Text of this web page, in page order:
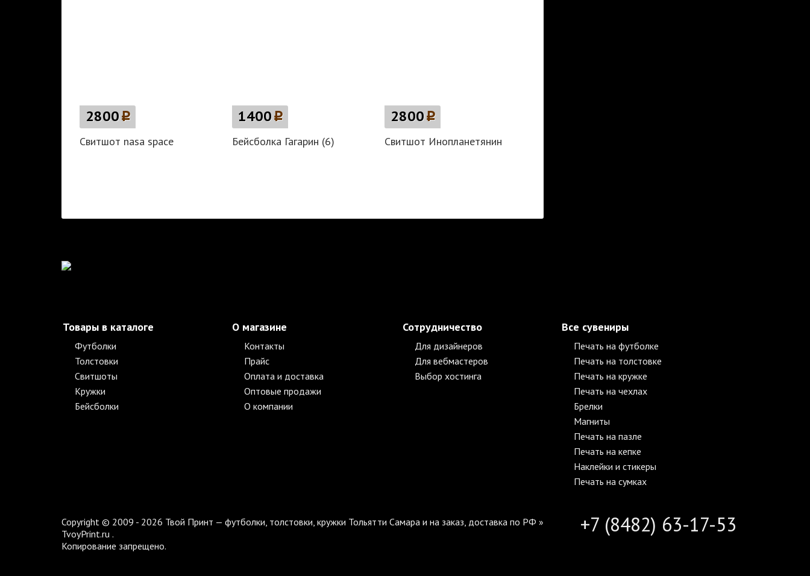
2800p
Свитшот nasa space
1400p
Бейсболка Гагарин (6)
2800p
Свитшот Инопланетянин
Товары в каталоге
Футболки
Толстовки
Свитшоты
Кружки
Бейсболки
О магазине
Контакты
Прайс
Оплата и доставка
Оптовые продажи
О компании
Сотрудничество
Для дизайнеров
Для вебмастеров
Выбор хостинга
Все сувениры
Печать на футболке
Печать на толстовке
Печать на кружке
Печать на чехлах
Брелки
Магниты
Печать на пазле
Печать на кепке
Наклейки и стикеры
Печать на сумках
+7 (8482) 63-17-53
Copyright © 2009 - 2026 Твой Принт — футболки, толстовки, кружки Тольятти Самара и на заказ, доставка по РФ »
TvoyPrint.ru .
Копирование запрещено.